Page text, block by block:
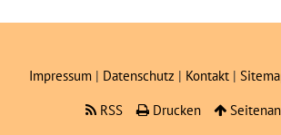
Impressum | Datenschutz | Kontakt |
RSS
Drucken